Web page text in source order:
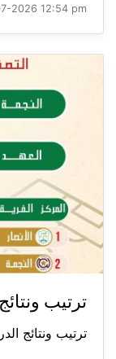
2026 12:54 pm
ترتيب
ترتيب ونتائج